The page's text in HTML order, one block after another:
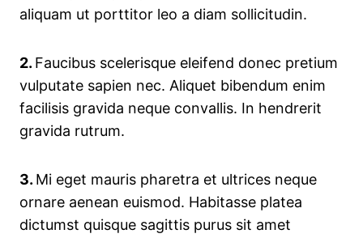
aliquam ut porttitor leo a diam sollicitudin.
2. Faucibus scelerisque eleifend donec pretium
vulputate sapien nec. Aliquet bibendum enim
facilisis gravida neque convallis. In hendrerit
gravida rutrum.
3. Mi eget mauris pharetra et ultrices neque
ornare aenean euismod. Habitasse platea
dictumst quisque sagittis purus sit amet